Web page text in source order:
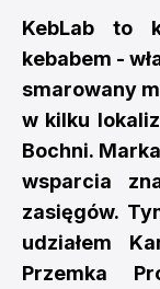
KebLab to
kebabem -
smarowany
w kilku
Bochni.
wsparcia
zasięgów.
udziałem
Przemka